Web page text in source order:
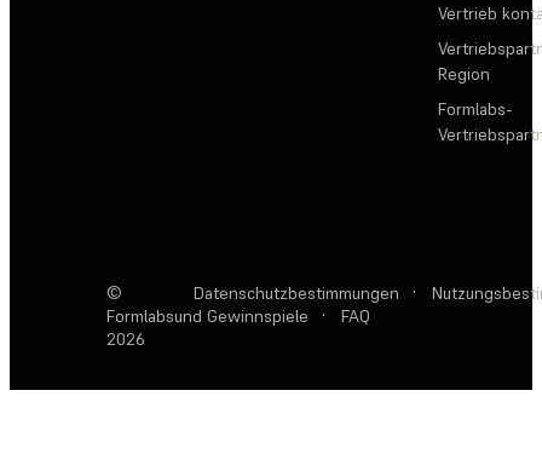
Vertrieb
Region
Formlabs-
©
Formlabs
2026
Datenschutzbestimmungen ·
und Gewinnspiele
· FAQ